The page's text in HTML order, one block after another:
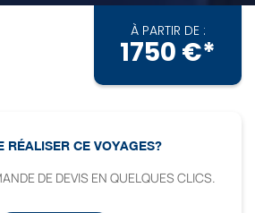
À PARTIR DE :
1750 €*
RÉALISER CE VOYAGES?
DE DEVIS EN QUELQUES CLICS.